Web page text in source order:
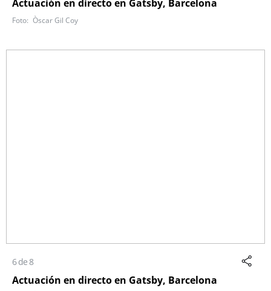
Actuación en directo en Gatsby, Barcelona
Òscar Gil Coy
6 de 8
Actuación en directo en Gatsby, Barcelona